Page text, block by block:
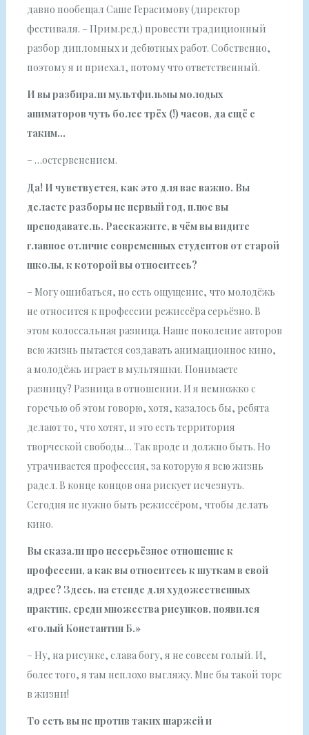
давно пообещал Саше Герасимову (директор
фестиваля. – Прим.ред.) провести традиционный
разбор дипломных и дебютных работ. Собственно,
поэтому я и приехал, потому что ответственный.
И вы разбирали мультфильмы молодых
аниматоров чуть более трёх (!) часов, да ещё с
таким…
– …остервенением.
Да! И чувствуется, как это для вас важно. Вы
делаете разборы не первый год, плюс вы
преподаватель. Расскажите, в чём вы видите
главное отличие современных студентов от старой
школы, к которой вы относитесь?
– Могу ошибаться, но есть ощущение, что молодёжь
не относится к профессии режиссёра серьёзно. В
этом колоссальная разница. Наше поколение авторов
всю жизнь пытается создавать анимационное кино,
а молодёжь играет в мультяшки. Понимаете
разницу? Разница в отношении. И я немножко с
горечью об этом говорю, хотя, казалось бы, ребята
делают то, что хотят, и это есть территория
творческой свободы… Так вроде и должно быть. Но
утрачивается профессия, за которую я всю жизнь
радел. В конце концов она рискует исчезнуть.
Сегодня не нужно быть режиссёром, чтобы делать
кино.
Вы сказали про несерьёзное отношение к
профессии, а как вы относитесь к шуткам в свой
адрес? Здесь, на стенде для художественных
практик, среди множества рисунков, появился
«голый Константин Б.»
– Ну, на рисунке, слава богу, я не совсем голый. И,
более того, я там неплохо выгляжу. Мне бы такой торс
в жизни!
То есть вы не против таких шаржей и